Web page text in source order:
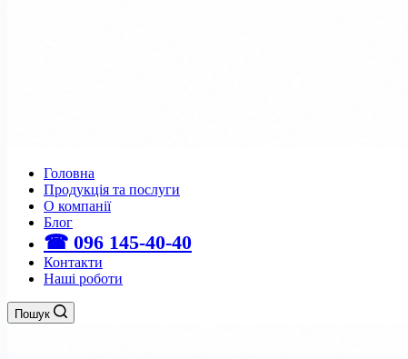
Головна
Продукція та послуги
О компанії
Блог
☎ 096 145-40-40
Контакти
Наші роботи
Пошук